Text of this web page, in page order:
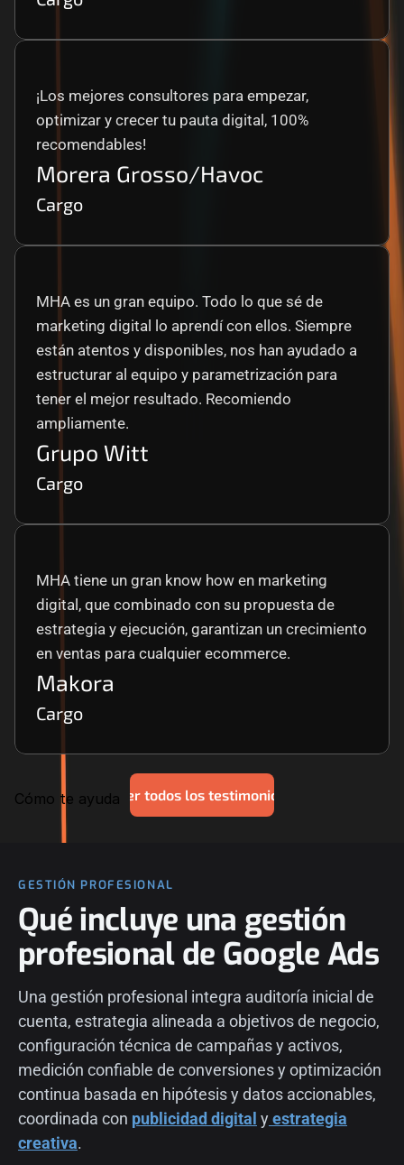
GESTIÓN PROFESIONAL
Qué incluye una gestión
profesional de Google Ads
Una gestión profesional integra auditoría inicial de
cuenta, estrategia alineada a objetivos de negocio,
configuración técnica de campañas y activos,
medición confiable de conversiones y optimización
continua basada en hipótesis y datos accionables,
coordinada con publicidad digital yestrategia
creativa.
Ver todos los testimonios
¡Los mejores consultores para empezar,
optimizar y crecer tu pauta digital, 100%
recomendables!
Morera Grosso/Havoc
Cargo
MHA es un gran equipo. Todo lo que sé de
marketing digital lo aprendí con ellos. Siempre
están atentos y disponibles, nos han ayudado a
estructurar al equipo y parametrización para
tener el mejor resultado. Recomiendo
ampliamente.
Grupo Witt
Cargo
MHA tiene un gran know how en marketing
digital, que combinado con su propuesta de
estrategia y ejecución, garantizan un crecimiento
en ventas para cualquier ecommerce.
Makora
Cargo
Cómo te ayuda